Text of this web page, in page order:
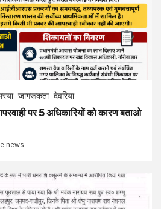
जागरूकता देवरिया
पर 5 अधिकारियों को कारण बताओ
news